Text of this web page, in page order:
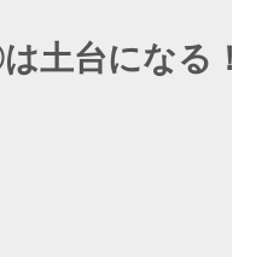
は土台になる！